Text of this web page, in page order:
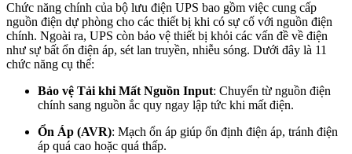
Chức năng chính của bộ lưu điện UPS bao gồm việc cung cấp
nguồn điện dự phòng cho các thiết bị khi có sự cố với nguồn điện
chính. Ngoài ra, UPS còn bảo vệ thiết bị khỏi các vấn đề về điện
như sự bất ổn điện áp, sét lan truyền, nhiễu sóng. Dưới đây là 11
chức năng cụ thể:
Bảo vệ Tải khi Mất Nguồn Input: Chuyển từ nguồn điện
chính sang nguồn ắc quy ngay lập tức khi mất điện.
Ổn Áp (AVR): Mạch ổn áp giúp ổn định điện áp, tránh điện
áp quá cao hoặc quá thấp.